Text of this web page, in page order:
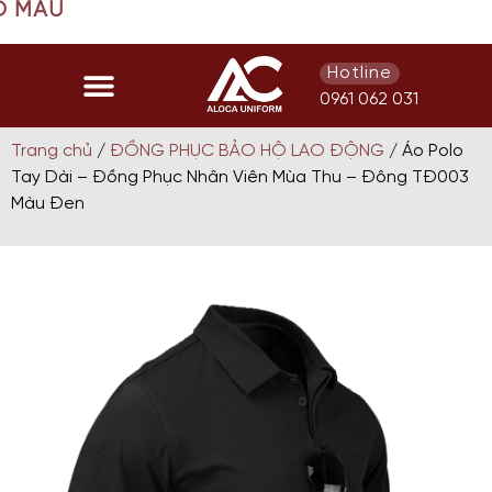
Hotline
0961 062 031
Trang chủ / ĐỒNG PHỤC BẢO HỘ LAO ĐỘNG / Áo Polo
Tay Dài – Đồng Phục Nhân Viên Mùa Thu – Đông TĐ003
Màu Đen